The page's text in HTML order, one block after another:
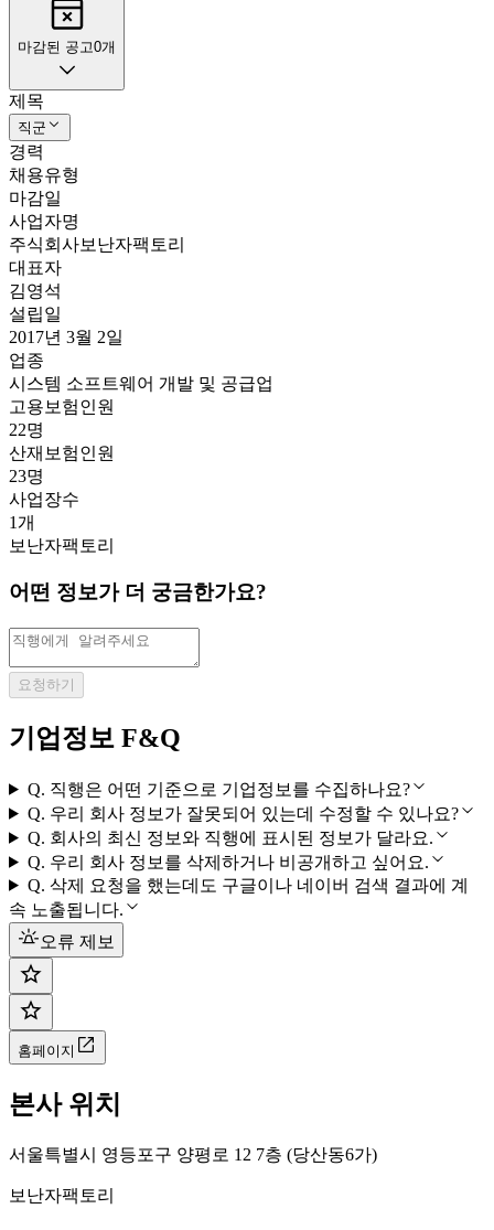
마감된 공고0개
제목
직군
경력
채용유형
마감일
사업자명
주식회사보난자팩토리
대표자
김영석
설립일
2017년 3월 2일
업종
시스템 소프트웨어 개발 및 공급업
고용보험인원
22명
산재보험인원
23명
사업장수
1개
보난자팩토리
어떤 정보가 더 궁금한가요?
요청하기
기업정보 F&Q
Q. 직행은 어떤 기준으로 기업정보를 수집하나요?
Q. 우리 회사 정보가 잘못되어 있는데 수정할 수 있나요?
Q. 회사의 최신 정보와 직행에 표시된 정보가 달라요.
Q. 우리 회사 정보를 삭제하거나 비공개하고 싶어요.
Q. 삭제 요청을 했는데도 구글이나 네이버 검색 결과에 계
속 노출됩니다.
오류 제보
홈페이지
본사 위치
서울특별시 영등포구 양평로 12 7층 (당산동6가)
보난자팩토리